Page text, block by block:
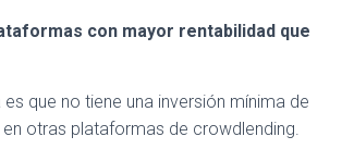
con mayor rentabilidad que
que no tiene una inversión mínima de
otras plataformas de crowdlending.